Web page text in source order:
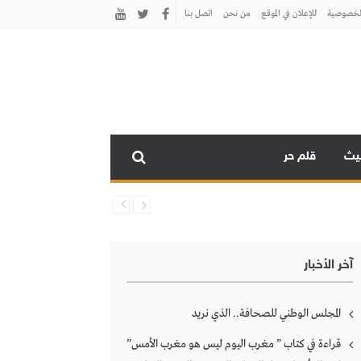
للإعلان في الموقع من نحن اتصل بنـا
قلم حر
آخر الأخبار
المجلس الوطني للصحافة.. الذي نريد
قراءة في كتاب ” مغرب اليوم ليس هو مغرب الأمس”